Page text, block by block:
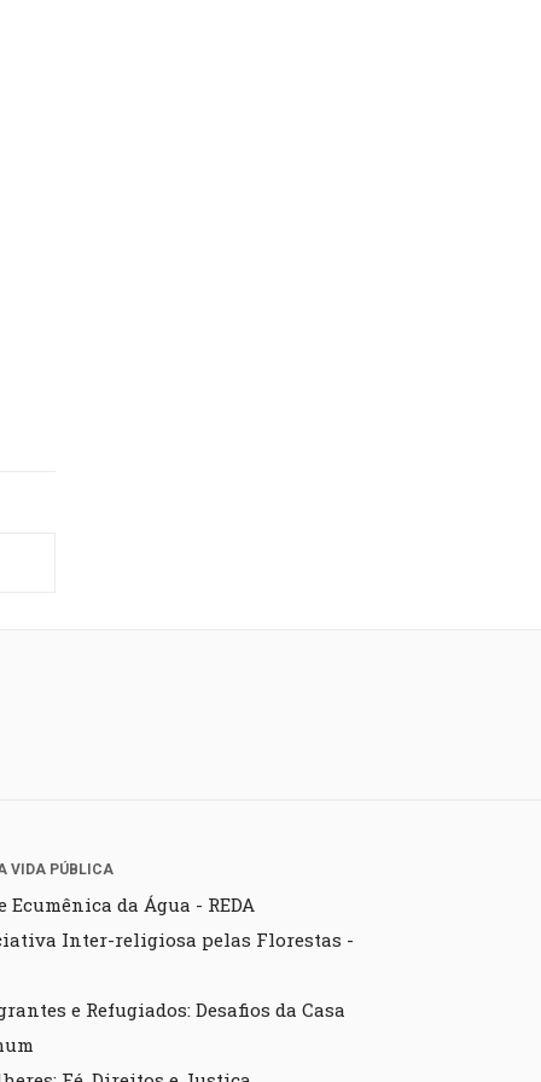
POSSIBILIDADES DO DIÁLOGO ENTRE CREDOS E
DA SOUC E E-BOOK: FAÇA O DOWNLOAD GRATUITO
VIDA PÚBLICA
Ecumênica da Água - REDA
Inter-religiosa pelas Florestas -
e Refugiados: Desafios da Casa